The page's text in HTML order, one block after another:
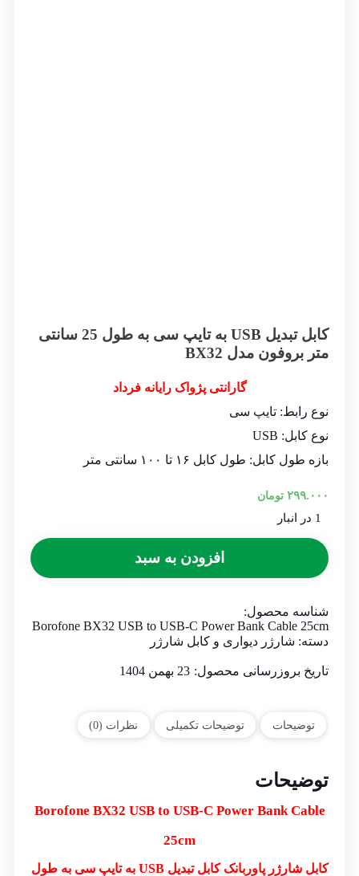
کابل تبدیل USB به تایپ سی به طول 25 سانتی
متر بروفون مدل BX32
گارانتی پژواک رایانه فرداد
نوع رابط: تایپ سی
نوع کابل: USB
بازه طول کابل: طول کابل ۱۶ تا ۱۰۰ سانتی متر
۲۹۹.۰۰۰ تومان
1 در انبار
افزودن به سبد
شناسه محصول:
Borofone BX32 USB to USB-C Power Bank Cable 25cm
دسته: شارژر دیواری و کابل شارژر
تاریخ بروزرسانی محصول: 23 بهمن 1404
توضیحات توضیحات تکمیلی نظرات (0)
توضیحات
Borofone BX32 USB to USB-C Power Bank Cable
25cm
کابل شارژر پاوربانک کابل تبدیل USB به تایپ سی به طول